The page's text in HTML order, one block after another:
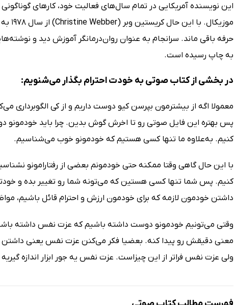
این نویسنده آمریکایی در تمام سال‌های فعالیت خود، کارهای
به چاپ رسیده است.
در بخشی از کتاب صوتی به خودت احترام بگذار می‌شنویم:
معمولا اگه از بیشترمون بپرسن کیو دوست داریم و از کی
پس بهتره این فایل صوتی رو تا اخرش گوش بدین. چرا باید
کنیم. به‌علاوه ما تنها کسی هستیم که خودمونو خوب می‌شناسیم.
با این حال گاهی وقتا ممکنه حتی خودمونم بعضی از رفتارامونو
کنیم. پس شما تنها کسی هستین که می‌تونه شما رو تغییر بده و
داشتن خودمون لازمه که برای خودمون ارزش و احترام قائل باشیم،
وقتی می‌تونیم خودمونو دوست داشته باشیم که عزت نفس داشته
معنی دقیقش رو پیدا کنه. بعضیا فکر می‌کنن عزت نفس یعنی داشتن
ولی عزت نفس فراتر از این چیزاست. عزت نفس یه جور ابزار اندازه